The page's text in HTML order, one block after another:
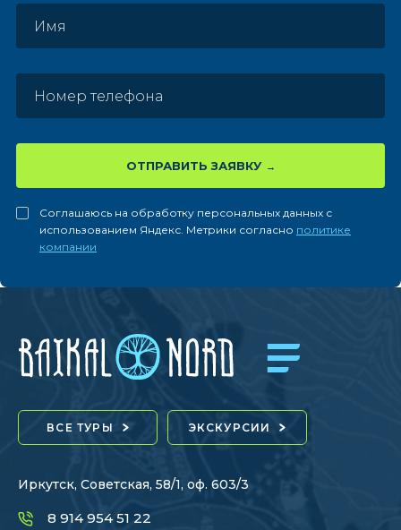
ОТПРАВИТЬ ЗАЯВКУ
Соглашаюсь на обработку персональных данных с
использованием Яндекс. Метрики согласно политике
компании
ВСЕ ТУРЫ ЭКСКУРСИИ
Иркутск, Советская, 58/1, оф. 603/3
8 914 954 51 22